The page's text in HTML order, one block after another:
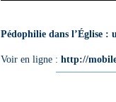
Pédophilie dans l’Église :
Voir en ligne : http://